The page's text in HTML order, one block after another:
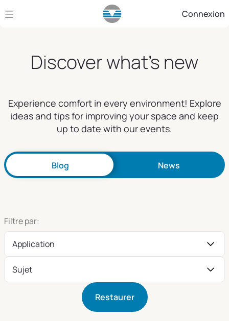
Saut au contenu principal Connexion
Discover what's new
Experience comfort in every environment! Explore
ideas and tips for improving your space and keep
up to date with our events.
Blog News
Filtre par:
Application
Sujet
Restaurer